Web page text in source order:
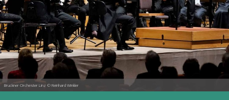
Bruckner Orchester Linz © Reinhard Winkler